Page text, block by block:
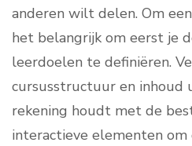
anderen wilt delen. Om
het belangrijk om eerst je
leerdoelen te definiëren.
cursusstructuur en inhoud
rekening houdt met de
interactieve elementen